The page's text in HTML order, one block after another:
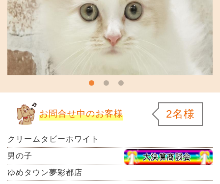
お問合せ中のお客様 2名様
クリームタビーホワイト
男の子
ゆめタウン夢彩都店